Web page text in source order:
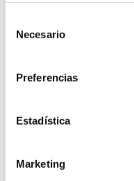
Necesario
Preferencias
Estadística
Marketing
content
likes participation rate